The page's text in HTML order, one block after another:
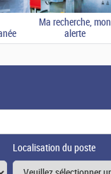
Ma recherche, mon
alerte
Localisation du poste